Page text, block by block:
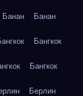
Банан Банан
Бангкок
Бангкок
Берлин